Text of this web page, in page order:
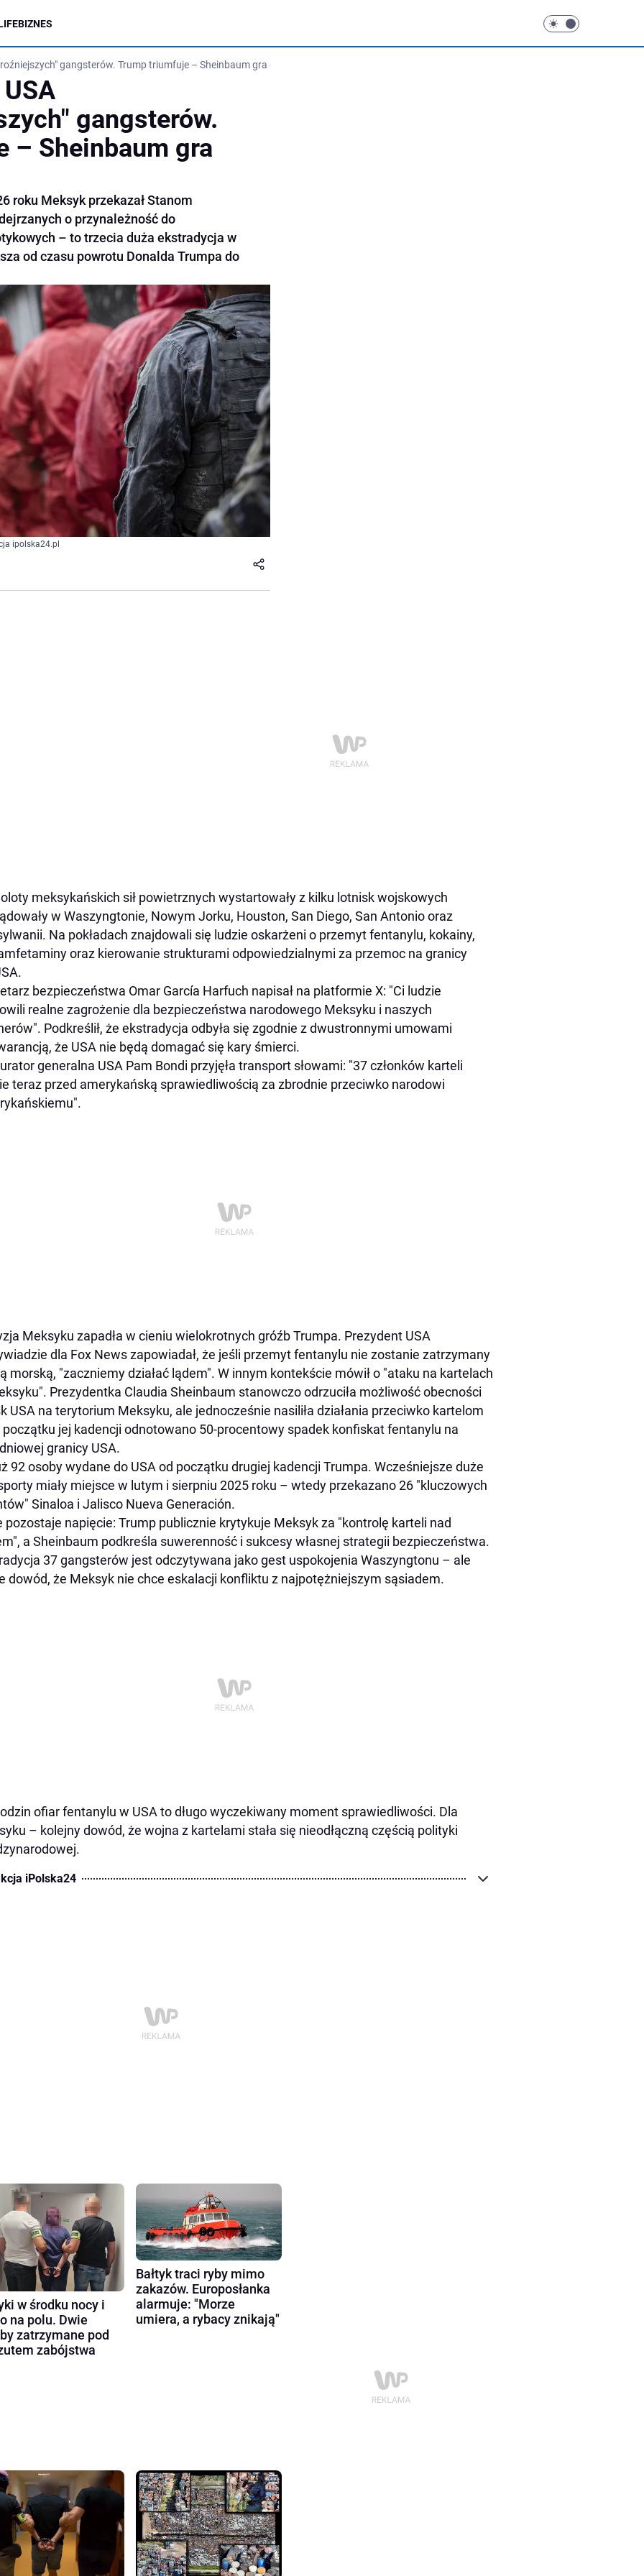
BIZNES
gangsterów. Trump triumfuje – Sheinbaum gra ostrożnie
gangsterów.
– Sheinbaum gra
roku Meksyk przekazał Stanom
o przynależność do
– to trzecia duża ekstradycja w
od czasu powrotu Donalda Trumpa do
ipolska24.pl
meksykańskich sił powietrznych wystartowały z kilku lotnisk wojskowych
w Waszyngtonie, Nowym Jorku, Houston, San Diego, San Antonio oraz
Na pokładach znajdowali się ludzie oskarżeni o przemyt fentanylu, kokainy,
oraz kierowanie strukturami odpowiedzialnymi za przemoc na granicy
bezpieczeństwa Omar García Harfuch napisał na platformie X: "Ci ludzie
realne zagrożenie dla bezpieczeństwa narodowego Meksyku i naszych
Podkreślił, że ekstradycja odbyła się zgodnie z dwustronnymi umowami
że USA nie będą domagać się kary śmierci.
generalna USA Pam Bondi przyjęła transport słowami: "37 członków karteli
teraz przed amerykańską sprawiedliwością za zbrodnie przeciwko narodowi
Meksyku zapadła w cieniu wielokrotnych gróźb Trumpa. Prezydent USA
dla Fox News zapowiadał, że jeśli przemyt fentanylu nie zostanie zatrzymany
morską, "zaczniemy działać lądem". W innym kontekście mówił o "ataku na kartelach
Prezydentka Claudia Sheinbaum stanowczo odrzuciła możliwość obecności
USA na terytorium Meksyku, ale jednocześnie nasiliła działania przeciwko kartelom
początku jej kadencji odnotowano 50-procentowy spadek konfiskat fentanylu na
granicy USA.
92 osoby wydane do USA od początku drugiej kadencji Trumpa. Wcześniejsze duże
miały miejsce w lutym i sierpniu 2025 roku – wtedy przekazano 26 "kluczowych
Sinaloa i Jalisco Nueva Generación.
pozostaje napięcie: Trump publicznie krytykuje Meksyk za "kontrolę karteli nad
a Sheinbaum podkreśla suwerenność i sukcesy własnej strategii bezpieczeństwa.
37 gangsterów jest odczytywana jako gest uspokojenia Waszyngtonu – ale
dowód, że Meksyk nie chce eskalacji konfliktu z najpotężniejszym sąsiadem.
ofiar fentanylu w USA to długo wyczekiwany moment sprawiedliwości. Dla
– kolejny dowód, że wojna z kartelami stała się nieodłączną częścią polityki
iPolska24
w środku nocy i
na polu. Dwie
zatrzymane pod
zabójstwa
Bałtyk traci ryby mimo
zakazów. Europosłanka
alarmuje: "Morze
umiera, a rybacy znikają"